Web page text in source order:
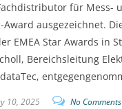
für Mess-
Award ausgezeichnet.
EMEA Star Awards in
Bereichsleitung
10, 2025 No Comments